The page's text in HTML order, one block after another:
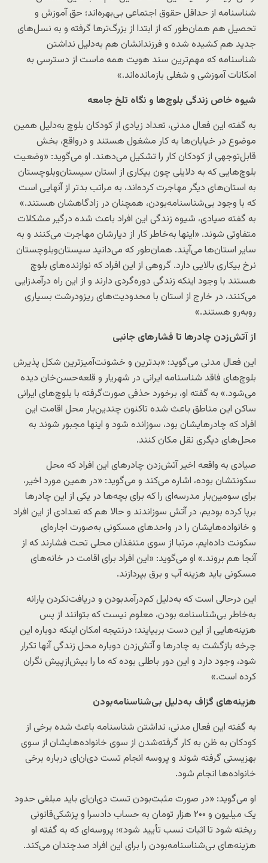
شناسنامه از حداقل‌ حقوق اجتماعی بی‌بهره‌اند؛ حق آموزش و
تحصیل هم همان‌طور که از ابتدا از بزرگ‌ترها گرفته و به نسل‌های
جدید هم کشیده شده و فرزندانشان هم به‌دلیل نداشتن
شناسنامه که مهم‌ترین سند هویت همه ماست از دسترسی به
امکانات آموزشی و شغلی بازمانده‌اند.»
شیوه خاص زندگی بلوچ‌ها و نگاه تلخ جامعه
به گفته این فعال مدنی، تعداد زیادی از کودکان بلوچ به‌دلیل همین
موضوع در خیابان‌ها به کار مشغول هستند و درواقع، بخش
قابل‌توجهی از کودکان کار را تشکیل می‌دهند. او می‌گوید: «وضعیت
بلوچ‌هایی که به دلایلی چون بیکاری از استان سیستان‌و‌بلوچستان
به استان‌های دیگر مهاجرت کرده‌اند، به مراتب بدتر از آنهایی ا‌ست
که با وجود بی‌شناسنامه‌بودن، همچنان در زادگاهشان هستند.»
به گفته صیادی، شیوه زندگی این افراد باعث شده درگیر مشکلات
متفاوتی شوند. «اینها به‌خاطر کار از دیارشان مهاجرت می‌کنند و به
سایر استان‌ها می‌آیند. همان‌طور که می‌دانید سیستان‌و‌بلوچستان
نرخ بیکاری بالایی دارد. گروهی از این افراد که نوازنده‌های بلوچ
هستند با وجود اینکه زندگی دوره‌گردی دارند و از این راه درآمدزایی
می‌کنند، در خارج از استان با محدودیت‌های ریزودرشت بسیاری
روبه‌رو هستند.»
از آتش‌زدن چادرها تا فشار‌های جانبی
این فعال مدنی می‌گوید: «بدترین و خشونت‌آمیزترین شکل پذیرش
بلوچ‌های فاقد شناسنامه ایرانی در شهریار و قلعه‌‌حسن‌خان دیده
می‌شود.» به گفته او، برخورد حذفی صورت‌گرفته با بلوچ‌های ایرانی
ساکن این مناطق باعث شده تاکنون چندین‌بار محل اقامت این
افراد که چادرهایشان بود، سوزانده شود و اینها مجبور شوند به
محل‌های دیگری نقل مکان کنند.
صیادی به واقعه اخیر آتش‌زدن چادرهای این افراد که محل
سکونتشان بوده، اشاره می‌کند و می‌گوید: «در همین مورد اخیر،
برای سومین‌بار مدرسه‌ای را که برای بچه‌ها در یکی از این چادرها
برپا کرده بودیم، در آتش سوزاندند و حالا هم که تعدادی از این افراد
و خانواده‌هایشان را در واحدهای مسکونی به‌صورت اجاره‌ای
سکونت داده‌ایم، مرتبا از سوی متنفذان محلی تحت فشارند که از
آنجا هم بروند.» او می‌گوید: «این افراد برای اقامت در خانه‌های
مسکونی باید هزینه آب و برق بپردازند.
این درحالی است که به‌دلیل کم‌درآمد‌بودن و دریافت‌نکردن یارانه
به‌خاطر بی‌شناسنامه بودن، معلوم نیست که بتوانند از پس
هزینه‌هایی از این دست بربیایند؛ درنتیجه امکان اینکه دوباره این
چرخه بازگشت به چادرها و آتش‌زدن دوباره محل زندگی آنها تکرار
شود، وجود دارد و این دور باطلی بوده که ما را بیش‌ازپیش نگران
کرده است.»
هزینه‌های گزاف به‌دلیل بی‌شناسنامه‌بودن
به گفته این فعال مدنی، نداشتن شناسنامه باعث شده برخی از
کودکان به ظن به کار گرفته‌شدن از سوی خانواده‌هایشان از سوی
بهزیستی گرفته شوند و پروسه انجام تست دی‌ان‌ای درباره برخی
خانواده‌ها انجام شود.
او می‌گوید: «در صورت مثبت‌بودن تست دی‌ان‌ای باید مبلغی حدود
یک میلیون و ۲۰۰ هزار تومان به حساب دادسرا و پزشکی‌قانونی
ریخته شود تا اثبات نسب تأیید شود»؛ پروسه‌ای که به گفته او
هزینه‌های بی‌شناسنامه‌بودن را برای این افراد صدچندان می‌کند.